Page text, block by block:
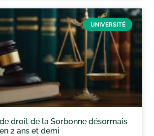
UNIVERSITÉ
droit de la Sorbonne désormais
2 ans et demi